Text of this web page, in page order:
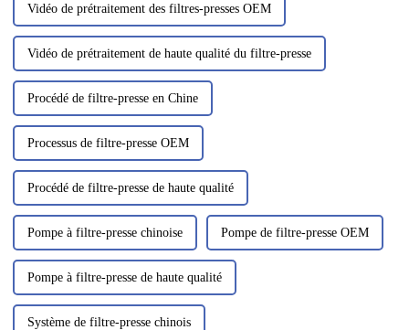
Vidéo de prétraitement des filtres-presses OEM
Vidéo de prétraitement de haute qualité du filtre-presse
Procédé de filtre-presse en Chine
Processus de filtre-presse OEM
Procédé de filtre-presse de haute qualité
Pompe à filtre-presse chinoise Pompe de filtre-presse OEM
Pompe à filtre-presse de haute qualité
Système de filtre-presse chinois